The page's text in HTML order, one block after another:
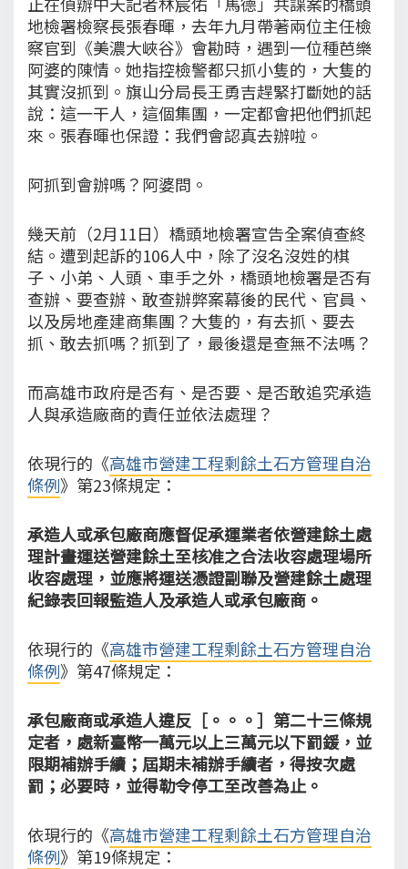
地檢署檢察長張春暉，去年九月帶著兩位主任檢
察官到《美濃大峽谷》會勘時，遇到一位種芭樂
阿婆的陳情。她指控檢警都只抓小隻的，大隻的
其實沒抓到。旗山分局長王勇吉趕緊打斷她的話
說：這一干人，這個集團，一定都會把他們抓起
來。張春暉也保證：我們會認真去辦啦。
阿抓到會辦嗎？阿婆問。
幾天前（2月11日）橋頭地檢署宣告全案偵查終
結。遭到起訴的106人中，除了沒名沒姓的棋
子、小弟、人頭、車手之外，橋頭地檢署是否有
查辦、要查辦、敢查辦弊案幕後的民代、官員、
以及房地產建商集團？大隻的，有去抓、要去
抓、敢去抓嗎？抓到了，最後還是查無不法嗎？
而高雄市政府是否有、是否要、是否敢追究承造
人與承造廠商的責任並依法處理？
依現行的《高雄市營建工程剩餘土石方管理自治
條例》第23條規定：
承造人或承包廠商應督促承運業者依營建餘土處
理計畫運送營建餘土至核准之合法收容處理場所
收容處理，並應將運送憑證副聯及營建餘土處理
紀錄表回報監造人及承造人或承包廠商。
依現行的《高雄市營建工程剩餘土石方管理自治
條例》第47條規定：
承包廠商或承造人違反［。。。］第二十三條規
定者，處新臺幣一萬元以上三萬元以下罰鍰，並
限期補辦手續；屆期未補辦手續者，得按次處
罰；必要時，並得勒令停工至改善為止。
依現行的《高雄市營建工程剩餘土石方管理自治
條例》第19條規定：